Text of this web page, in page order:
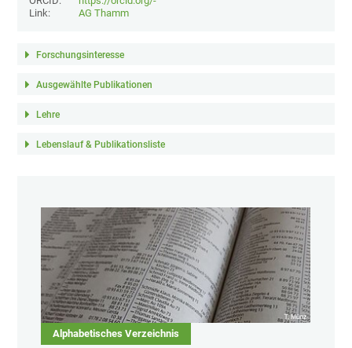
Link:
AG Thamm
Forschungsinteresse
Ausgewählte Publikationen
Lehre
Lebenslauf & Publikationsliste
Alphabetisches Verzeichnis